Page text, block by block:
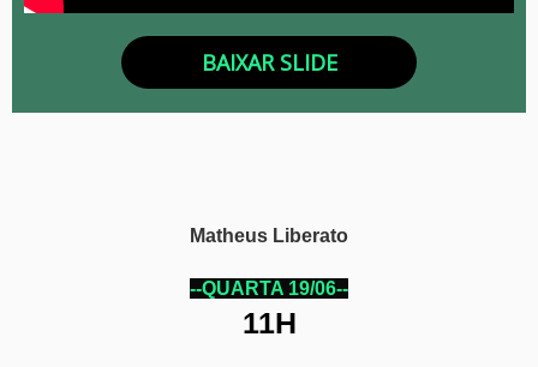
BAIXAR SLIDE
Matheus Liberato
--QUARTA 19/06--
11H